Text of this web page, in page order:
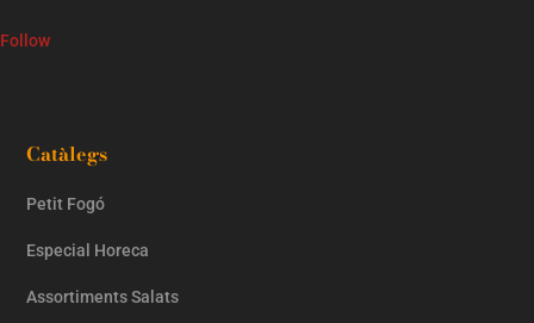
Follow
Catàlegs
Petit Fogó
Especial Horeca
Assortiments Salats